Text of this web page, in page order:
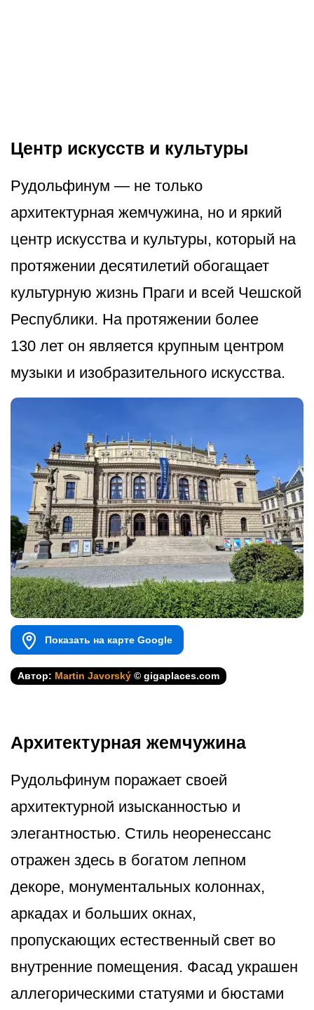
Центр искусств и культуры
Рудольфинум — не только
архитектурная жемчужина, но и яркий
центр искусства и культуры, который на
протяжении десятилетий обогащает
культурную жизнь Праги и всей Чешской
Республики. На протяжении более
130 лет он является крупным центром
музыки и изобразительного искусства.
Показать на карте Google
Автор: Martin Javorský © gigaplaces.com
Архитектурная жемчужина
Рудольфинум поражает своей
архитектурной изысканностью и
элегантностью. Стиль неоренессанс
отражен здесь в богатом лепном
декоре, монументальных колоннах,
аркадах и больших окнах,
пропускающих естественный свет во
внутренние помещения. Фасад украшен
аллегорическими статуями и бюстами